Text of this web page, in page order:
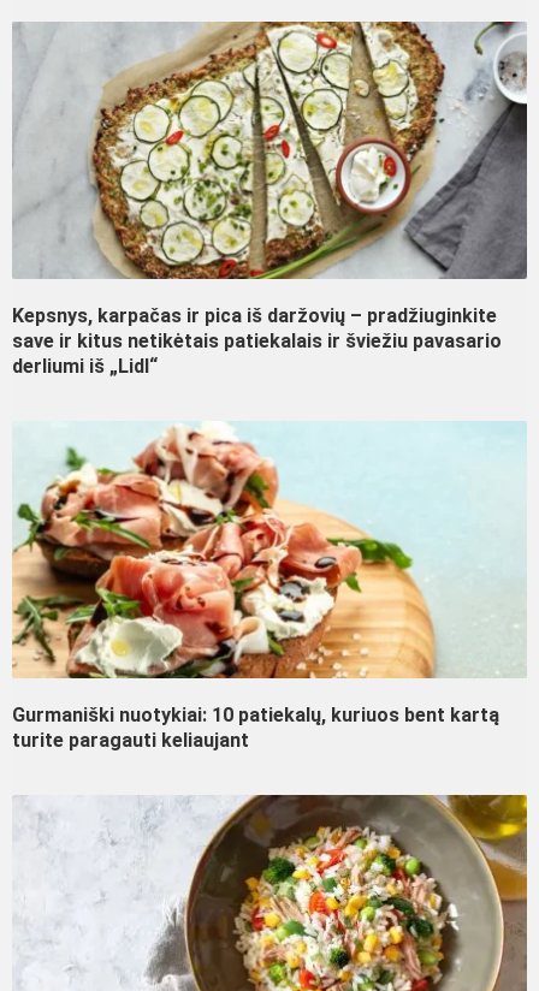
Kepsnys, karpačas ir pica iš daržovių – pradžiuginkite
save ir kitus netikėtais patiekalais ir šviežiu pavasario
derliumi iš „Lidl“
Gurmaniški nuotykiai: 10 patiekalų, kuriuos bent kartą
turite paragauti keliaujant